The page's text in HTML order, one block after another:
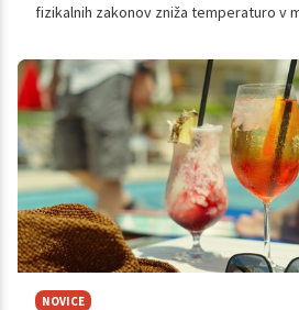
fizikalnih zakonov zniža temperaturo v
NOVICE